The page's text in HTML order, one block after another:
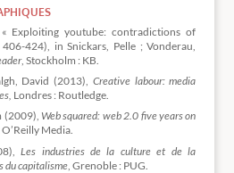
Exploiting youtube: contradictions of
424), in Snickars, Pelle ; Vonderau,
, Stockholm : KB.
David (2013), Creative labour: media
Londres : Routledge.
(2009), Web squared: web 2.0 five years on
Media.
Les industries de la culture et de la
du capitalisme, Grenoble : PUG.